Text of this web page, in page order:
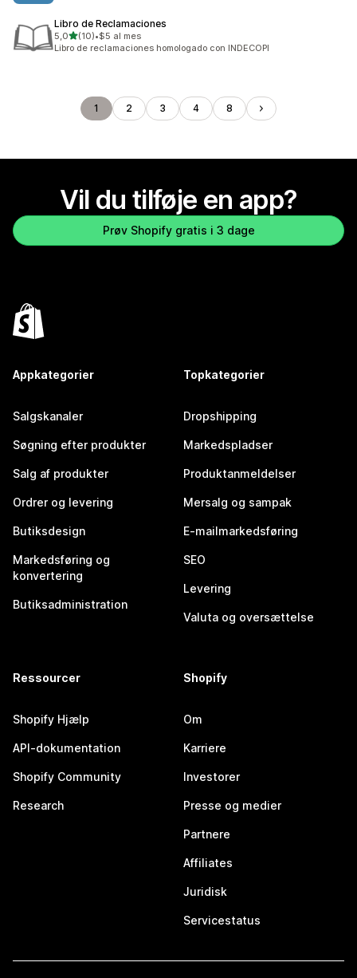
Libro de Reclamaciones
5,0ud af 5 stjerner
(10)
10 anmeldelser i alt
•$5 al mes
Libro de reclamaciones homologado con INDECOPI
1 2 3 4 8
Vil du tilføje en app?
Prøv Shopify gratis i 3 dage
Appkategorier
Salgskanaler
Søgning efter produkter
Salg af produkter
Ordrer og levering
Butiksdesign
Markedsføring og
konvertering
Butiksadministration
Topkategorier
Dropshipping
Markedspladser
Produktanmeldelser
Mersalg og sampak
E-mailmarkedsføring
SEO
Levering
Valuta og oversættelse
Ressourcer
Shopify Hjælp
API-dokumentation
Shopify Community
Research
Shopify
Om
Karriere
Investorer
Presse og medier
Partnere
Affiliates
Juridisk
Servicestatus